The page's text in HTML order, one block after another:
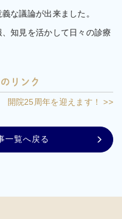
な議論が出来ました。
知見を活かして日々の診療
リンク
開院25周年を迎えます！ >>
一覧へ戻る